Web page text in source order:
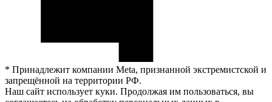
* Принадлежит компании Meta, признанной экстремистской и
запрещённой на территории РФ.
Наш сайт использует куки. Продолжая им пользоваться, вы